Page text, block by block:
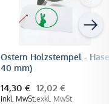
Ostern Holzstempel -
40 mm)
14,30 €
inkl. MwSt.
12,02 €
exkl. MwSt.